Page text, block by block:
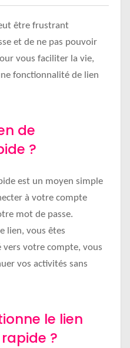
être frustrant
et de ne pas pouvoir
vous faciliter la vie,
fonctionnalité de lien
de
?
est un moyen simple
à votre compte
mot de passe.
lien, vous êtes
votre compte, vous
vos activités sans
le lien
?